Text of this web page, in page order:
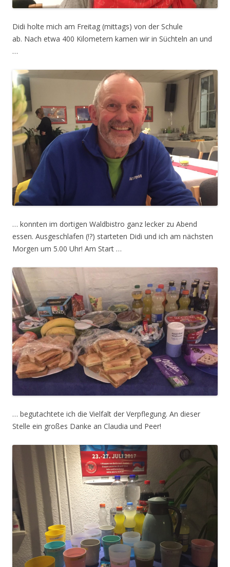
Didi holte mich am Freitag (mittags) von der Schule
ab. Nach etwa 400 Kilometern kamen wir in Süchteln an und
…
… konnten im dortigen Waldbistro ganz lecker zu Abend
essen. Ausgeschlafen (!?) starteten Didi und ich am nächsten
Morgen um 5.00 Uhr! Am Start …
… begutachtete ich die Vielfalt der Verpflegung. An dieser
Stelle ein großes Danke an Claudia und Peer!